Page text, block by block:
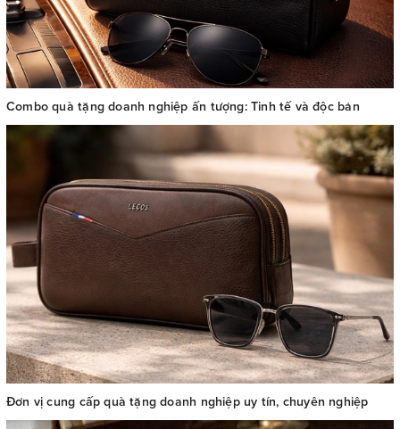
Combo quà tặng doanh nghiệp ấn tượng: Tinh tế và độc bản
Đơn vị cung cấp quà tặng doanh nghiệp uy tín, chuyên nghiệp